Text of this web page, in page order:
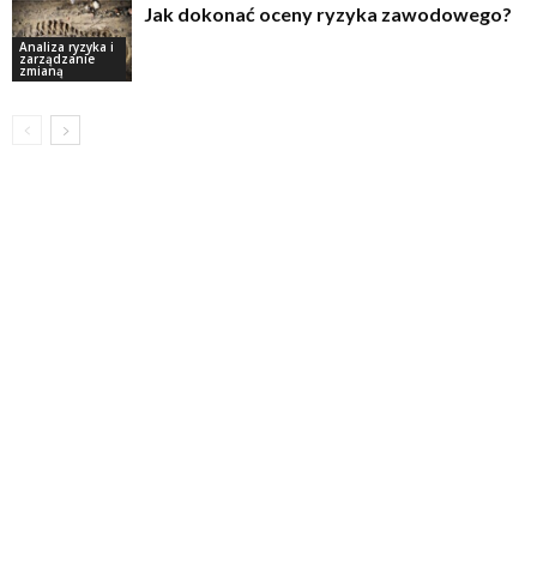
Analiza ryzyka i
zarządzanie
zmianą
Jak dokonać oceny ryzyka zawodowego?